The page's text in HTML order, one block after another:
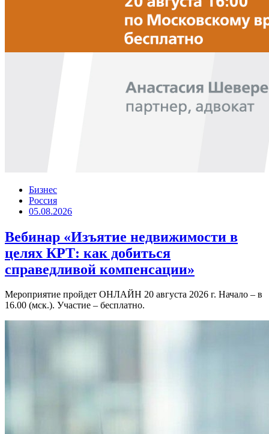
Бизнес
Россия
05.08.2026
Вебинар «Изъятие недвижимости в
целях КРТ: как добиться
справедливой компенсации»
Мероприятие пройдет ОНЛАЙН 20 августа 2026 г. Начало – в
16.00 (мск.). Участие – бесплатно.